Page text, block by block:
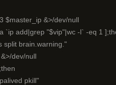
$master_ip &>/dev/null
`ip add|grep "$vip"|wc -l` -eq 1
brain.warning."
&>/dev/null
pkill"